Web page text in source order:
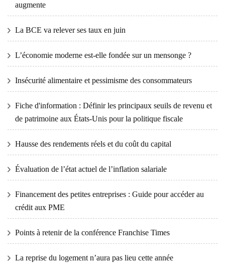
augmente
La BCE va relever ses taux en juin
L’économie moderne est-elle fondée sur un mensonge ?
Insécurité alimentaire et pessimisme des consommateurs
Fiche d'information : Définir les principaux seuils de revenu et
de patrimoine aux États-Unis pour la politique fiscale
Hausse des rendements réels et du coût du capital
Évaluation de l’état actuel de l’inflation salariale
Financement des petites entreprises : Guide pour accéder au
crédit aux PME
Points à retenir de la conférence Franchise Times
La reprise du logement n’aura pas lieu cette année